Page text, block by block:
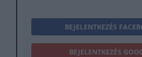
BEJELENTKEZÉS
BEJELENTKEZÉS